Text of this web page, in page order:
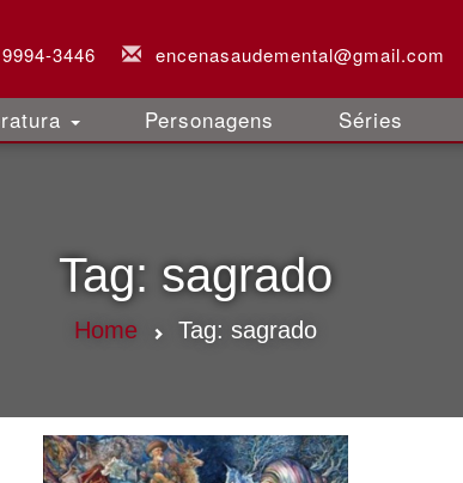
3446 encenasaudemental@gmail.com
Personagens Séries
Tag: sagrado
Home Tag: sagrado